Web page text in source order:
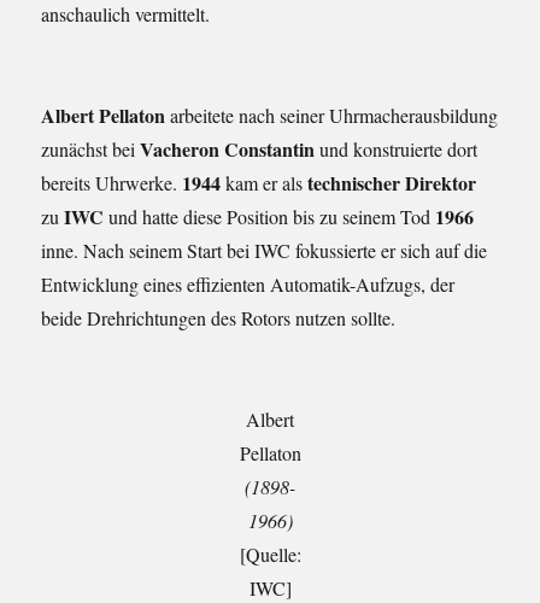
anschaulich vermittelt.
Albert Pellatonarbeitete nach seiner Uhrmacherausbildung
zunächst beiVacheron Constantinund konstruierte dort
bereits Uhrwerke. 1944kam er alstechnischer Direktor
zuIWCund hatte diese Position bis zu seinem Tod 1966
inne. Nach seinem Start bei IWC fokussierte er sich auf die
Entwicklung eines effizienten Automatik-Aufzugs, der
beide Drehrichtungen des Rotors nutzen sollte.
Albert
Pellaton
(1898-
1966)
[Quelle:
IWC]